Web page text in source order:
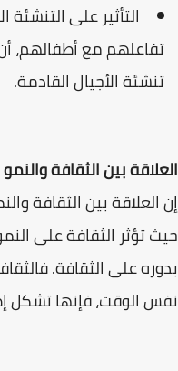
التأثير على
تفاعلهم مع أطفالهم،
تنشئة الأجيال القادمة.
العلاقة بين الثقافة
إن العلاقة بين الثقافة
حيث تؤثر الثقافة على
بدوره على الثقافة.
نفس الوقت، فإنها تشكل